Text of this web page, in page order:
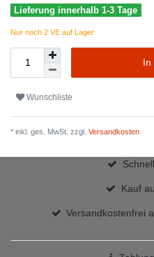
Lieferung innerhalb 1-3 Tage
Nur noch 2 VE auf Lager
In
Wunschliste
* inkl. ges. MwSt. zzgl. Versandkosten
Kauf
Versandkostenfrei